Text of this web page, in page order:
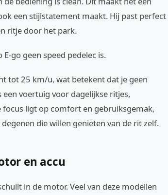
een stijlstatement maakt. Hij past perfect
ritje door het park.
go geen speed pedelec is.
tot 25 km/u, wat betekent dat je geen
voertuig voor dagelijkse ritjes,
ligt op comfort en gebruiksgemak,
die willen genieten van de rit zelf.
en accu
in de motor. Veel van deze modellen